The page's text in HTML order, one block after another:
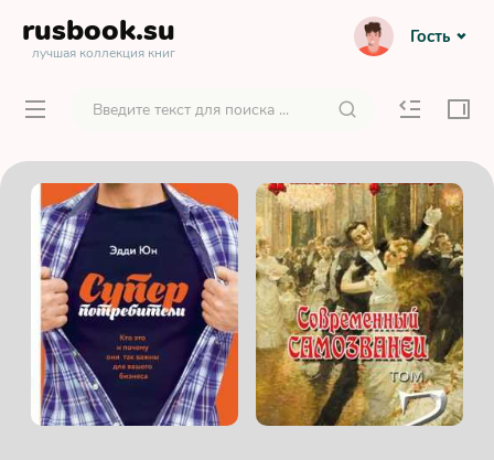
rusbook.su
лучшая коллекция книг
Гость